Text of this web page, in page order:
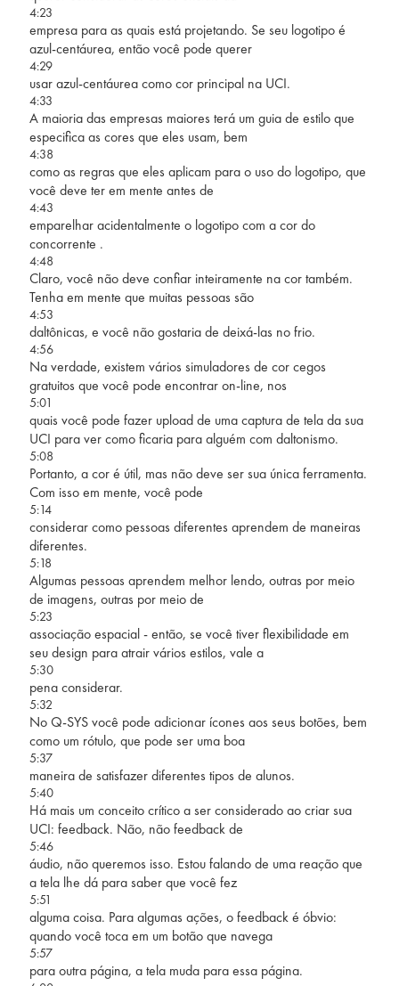
4:23
empresa para as quais está projetando. Se seu logotipo é
azul-centáurea, então você pode querer
4:29
usar azul-centáurea como cor principal na UCI.
4:33
A maioria das empresas maiores terá um guia de estilo que
especifica as cores que eles usam, bem
4:38
como as regras que eles aplicam para o uso do logotipo, que
você deve ter em mente antes de
4:43
emparelhar acidentalmente o logotipo com a cor do
concorrente .
4:48
Claro, você não deve confiar inteiramente na cor também.
Tenha em mente que muitas pessoas são
4:53
daltônicas, e você não gostaria de deixá-las no frio.
4:56
Na verdade, existem vários simuladores de cor cegos
gratuitos que você pode encontrar on-line, nos
5:01
quais você pode fazer upload de uma captura de tela da sua
UCI para ver como ficaria para alguém com daltonismo.
5:08
Portanto, a cor é útil, mas não deve ser sua única ferramenta.
Com isso em mente, você pode
5:14
considerar como pessoas diferentes aprendem de maneiras
diferentes.
5:18
Algumas pessoas aprendem melhor lendo, outras por meio
de imagens, outras por meio de
5:23
associação espacial - então, se você tiver flexibilidade em
seu design para atrair vários estilos, vale a
5:30
pena considerar.
5:32
No Q-SYS você pode adicionar ícones aos seus botões, bem
como um rótulo, que pode ser uma boa
5:37
maneira de satisfazer diferentes tipos de alunos.
5:40
Há mais um conceito crítico a ser considerado ao criar sua
UCI: feedback. Não, não feedback de
5:46
áudio, não queremos isso. Estou falando de uma reação que
a tela lhe dá para saber que você fez
5:51
alguma coisa. Para algumas ações, o feedback é óbvio:
quando você toca em um botão que navega
5:57
para outra página, a tela muda para essa página.